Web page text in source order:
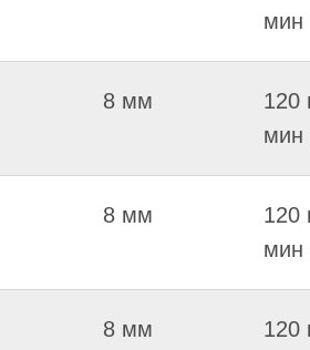
мин
8 мм
120
мин
8 мм
120
мин
8 мм
120